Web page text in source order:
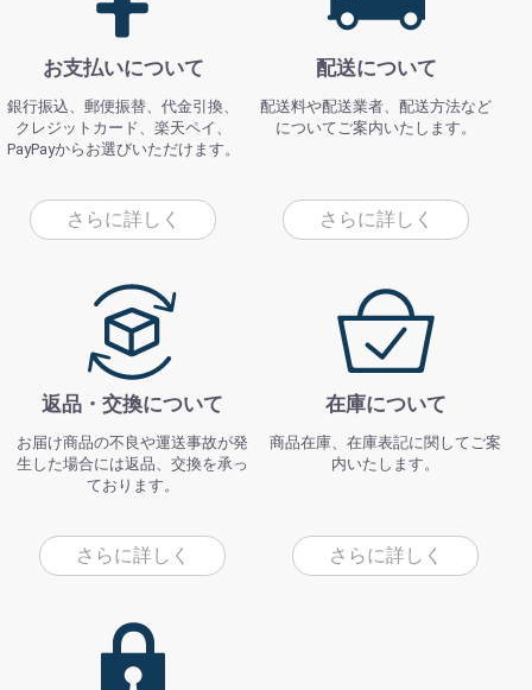
お支払いについて
銀行振込、郵便振替、代金引換、
クレジットカード、楽天ペイ、
PayPayからお選びいただけます。
さらに詳しく
配送について
配送料や配送業者、配送方法など
についてご案内いたします。
さらに詳しく
返品・交換について
お届け商品の不良や運送事故が発
生した場合には返品、交換を承っ
ております。
さらに詳しく
在庫について
商品在庫、在庫表記に関してご案
内いたします。
さらに詳しく